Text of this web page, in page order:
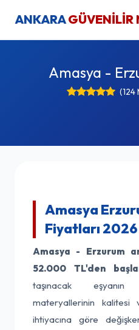
ANKARAGÜVENİLİR
Amasya -
(124
Amasya
Fiyatları 2026
Amasya - Erzurum
52.000 TL'den
taşınacak
materyallerinin kalitesi
ihtiyacına göre